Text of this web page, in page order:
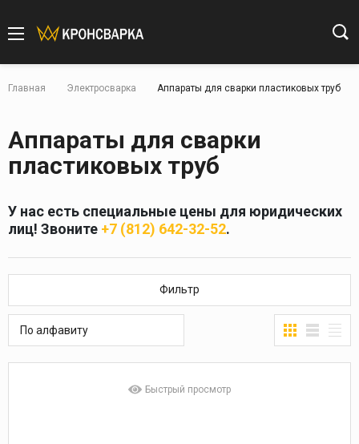
Главная Электросварка Аппараты для сварки пластиковых труб
Аппараты для сварки
пластиковых труб
У нас есть специальные цены для юридических
лиц! Звоните +7 (812) 642-32-52.
Фильтр
По алфавиту
Быстрый просмотр